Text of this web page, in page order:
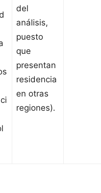
del
análisis,
puesto
que
presentan
residencia
en otras
regiones).